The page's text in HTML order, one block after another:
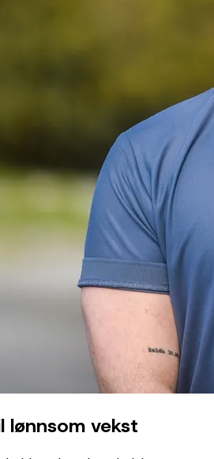
lønnsom vekst